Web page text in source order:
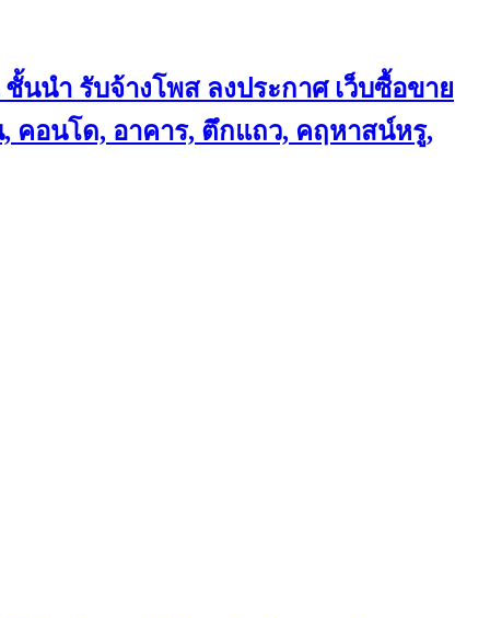
ชั้นนำ รับจ้างโพส ลงประกาศ เว็บซื้อขาย
คอนโด, อาคาร, ตึกแถว, คฤหาสน์หรู,